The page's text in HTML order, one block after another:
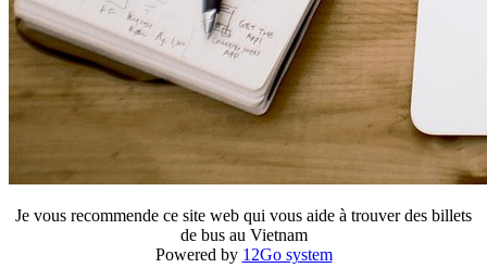
Je vous recommende ce site web qui vous aide à trouver des billets
de bus au Vietnam
Powered by 12Go system